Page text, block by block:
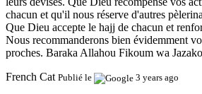
chacun et qu'il nous réserve d'autres
Que Dieu accepte le hajj de chacun et
Nous recommanderons bien évidemment
proches. Baraka Allahou Fikoum wa
French Cat Publié le 3 years ago